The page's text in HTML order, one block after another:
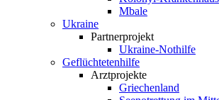
Mbale
Ukraine
Partnerprojekt
Ukraine-Nothilfe
Geflüchtetenhilfe
Arztprojekte
Griechenland